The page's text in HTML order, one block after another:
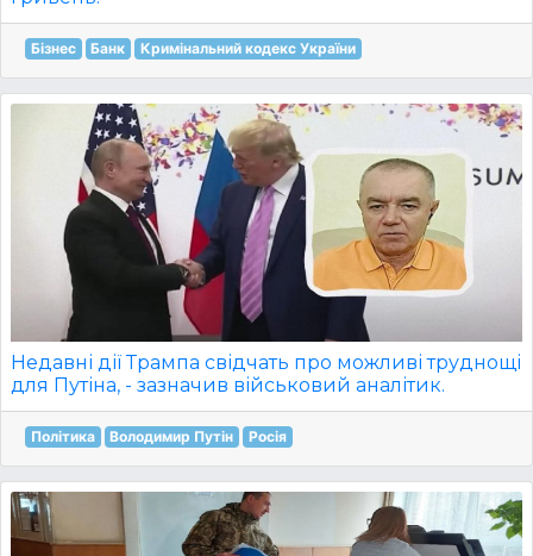
Бізнес Банк Кримінальний кодекс України
Недавні дії Трампа свідчать про можливі труднощі
для Путіна, - зазначив військовий аналітик.
Політика Володимир Путін Росія